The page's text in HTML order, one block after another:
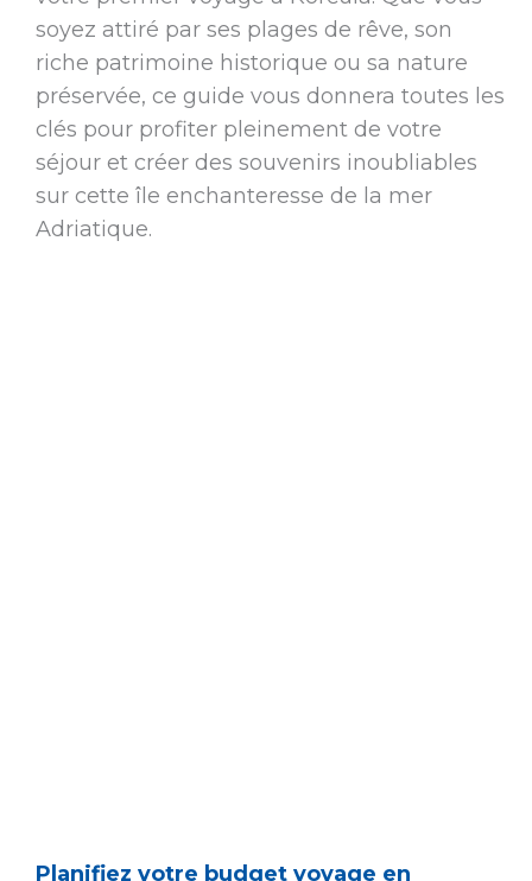
soyez attiré par ses plages de rêve, son
riche patrimoine historique ou sa nature
préservée, ce guide vous donnera toutes les
clés pour profiter pleinement de votre
séjour et créer des souvenirs inoubliables
sur cette île enchanteresse de la mer
Adriatique.
Planifiez votre budget voyage en